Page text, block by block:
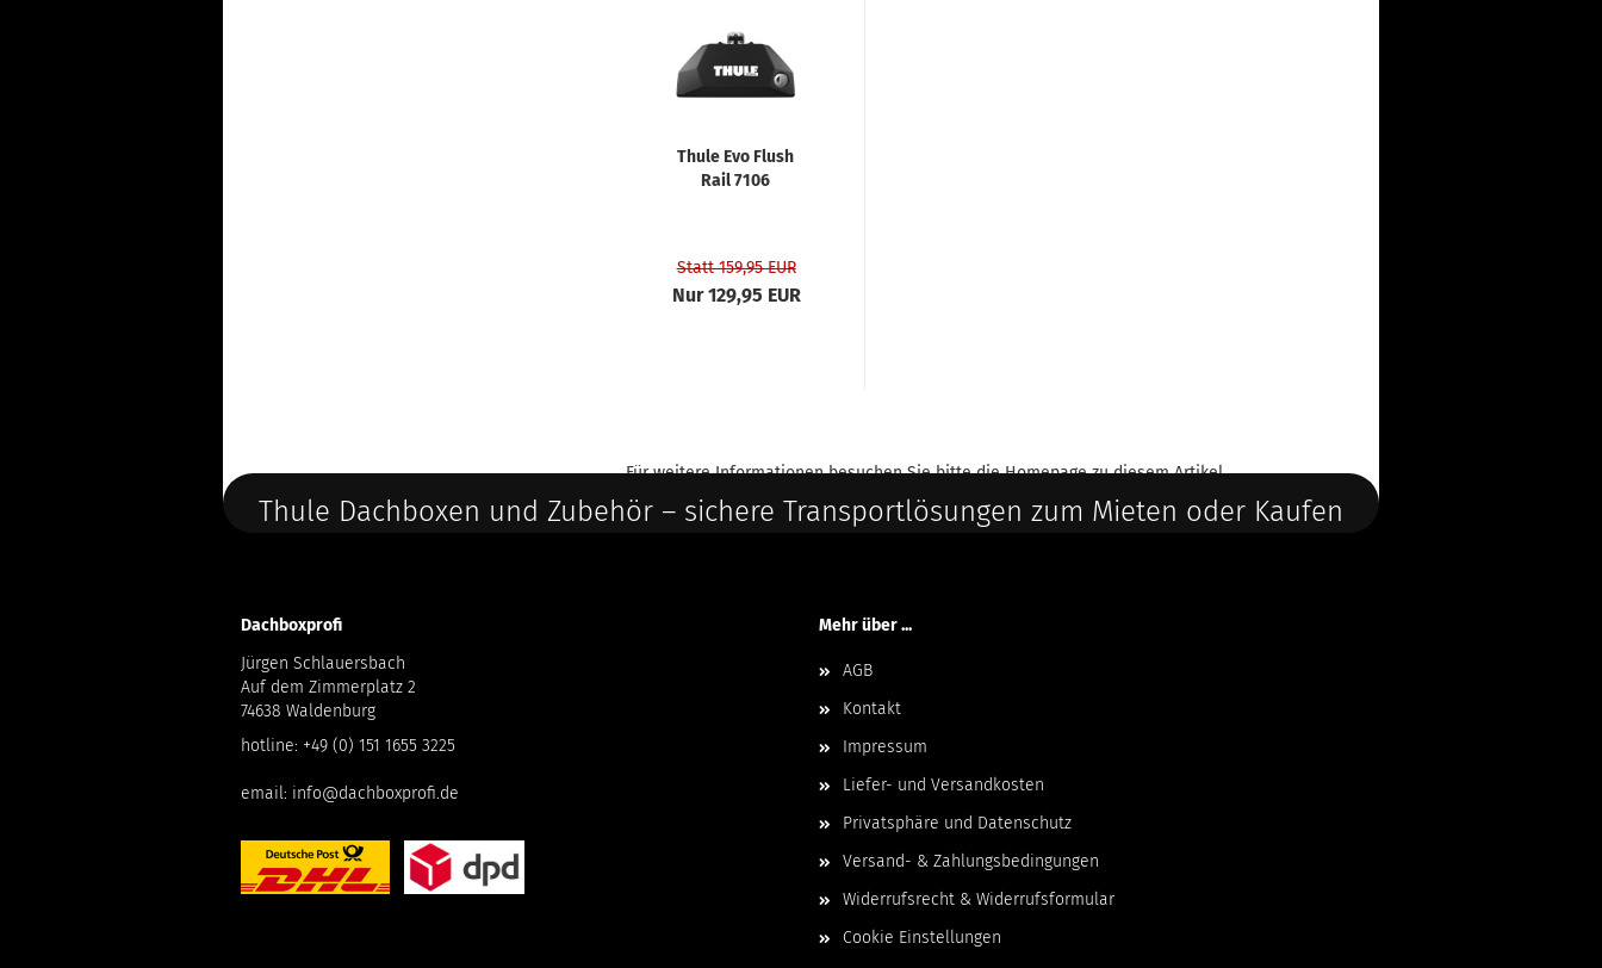
Thule Evo Flush
Rail 7106
Statt 159,95 EUR
Nur 129,95 EUR
Für weitere Informationen besuchen Sie bitte dieHomepagezu diesem Artikel.
Thule Dachboxen und Zubehör – sichere Transportlösungen zum Mieten oder Kaufen
Dachboxprofi
Jürgen Schlauersbach
Auf dem Zimmerplatz 2
74638 Waldenburg
hotline: +49 (0) 151 1655 3225
email: info@dachboxprofi.de
Mehr über ...
AGB
Kontakt
Impressum
Liefer- und Versandkosten
Privatsphäre und Datenschutz
Versand- & Zahlungsbedingungen
Widerrufsrecht & Widerrufsformular
Cookie Einstellungen